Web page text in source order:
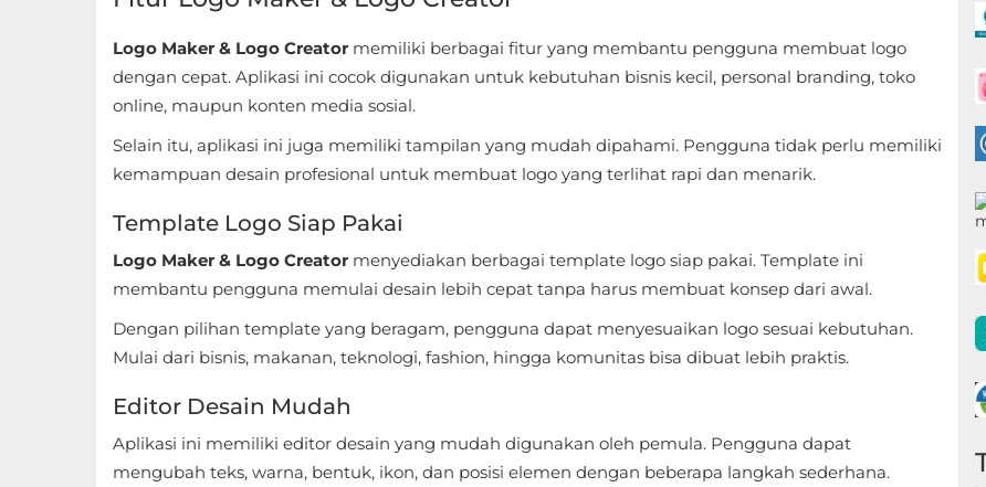
StandaloneLogo Maker & Logo Creator memiliki berbagai fitur yang membantu pengguna membuat logo
dengan cepat. Aplikasi ini cocok digunakan untuk kebutuhan bisnis kecil, personal branding, toko
online, maupun konten media sosial.
Selain itu, aplikasi ini juga memiliki tampilan yang mudah dipahami. Pengguna tidak perlu memiliki
kemampuan desain profesional untuk membuat logo yang terlihat rapi dan menarik.
Template Logo Siap Pakai
Logo Maker & Logo Creator menyediakan berbagai template logo siap pakai. Template ini
membantu pengguna memulai desain lebih cepat tanpa harus membuat konsep dari awal.
Dengan pilihan template yang beragam, pengguna dapat menyesuaikan logo sesuai kebutuhan.
Mulai dari bisnis, makanan, teknologi, fashion, hingga komunitas bisa dibuat lebih praktis.
Editor Desain Mudah
Aplikasi ini memiliki editor desain yang mudah digunakan oleh pemula. Pengguna dapat
mengubah teks, warna, bentuk, ikon, dan posisi elemen dengan beberapa langkah sederhana.